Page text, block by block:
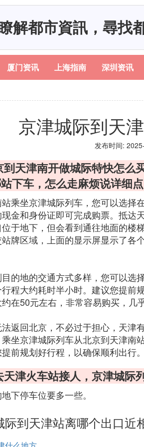
解都市資訊，尋找
厦门资讯 上海指南 深圳资讯
京津城际到天
发布时间:
天津南开做城际特快怎么
下车，怎么走麻烦说详细点
乘坐京津城际列车，您可以选择
金和身份证即可完成购票。抵达
于地下，但会看到通往地面的楼
牌区域，上面的显示屏显示了各
的地的交通方式多样，您可以选
程大约耗时半小时。建议您提前
在50元左右，非常容易购买，几
返回北京，不必过于担心，天津
坐京津城际列车从北京到天津南
前规划好行程，以确保顺利出行。
津火车站接人，京津城际
下停车位要多一些。
际到天津站离哪个出口近